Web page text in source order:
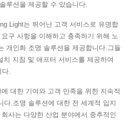
루션을 제공할 수 있습니다.
Light는 뛰어난 고객 서비스로 유명합
구 사항을 이해하고 충족하기 위해 노
개인화 조명 솔루션을 제공합니다.그들
지침 및 애프터 서비스를 제공하여
다.
대한 기여와 고객 만족을 위한 지속적
다.조명 솔루션에 대한 전 세계적 입지
사는 다양한 산업 분야에서 중추적인